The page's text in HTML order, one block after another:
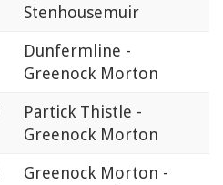
Stenhousemuir
Dunfermline -
Greenock Morton
Partick Thistle -
Greenock Morton
Greenock Morton -